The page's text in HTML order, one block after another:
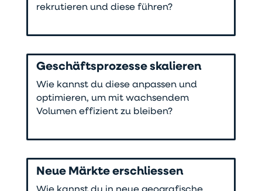
rekrutieren und diese führen?
Geschäftsprozesse skalieren
Wie kannst du diese anpassen und
optimieren, um mit wachsendem
Volumen effizient zu bleiben?
Neue Märkte erschliessen